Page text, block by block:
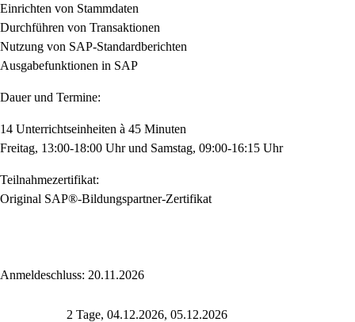
Einrichten von Stammdaten
Durchführen von Transaktionen
Nutzung von SAP-Standardberichten
Ausgabefunktionen in SAP
Dauer und Termine:
14 Unterrichtseinheiten à 45 Minuten
Freitag, 13:00-18:00 Uhr und Samstag, 09:00-16:15 Uhr
Teilnahmezertifikat:
Original SAP®-Bildungspartner-Zertifikat
Anmeldeschluss: 20.11.2026
2 Tage, 04.12.2026, 05.12.2026